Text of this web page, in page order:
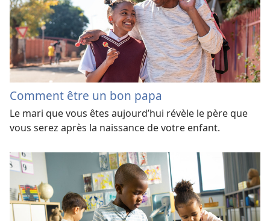
Comment être un bon papa
Le mari que vous êtes aujourd’hui révèle le père que
vous serez après la naissance de votre enfant.